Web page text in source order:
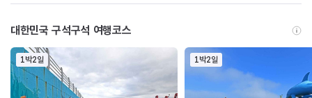
대한민국 구석구석 여행코스
1박2일 1박2일